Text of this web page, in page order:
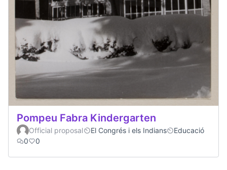
Pompeu Fabra Kindergarten
Official proposal El Congrés i els Indians
Educació
0
0